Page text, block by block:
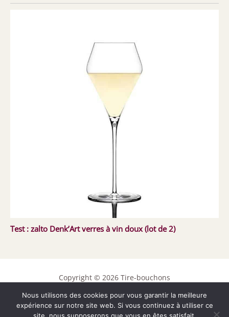
Test : zalto Denk’Art verres à vin doux (lot de 2)
Copyright © 2026 Tire-bouchons
Contact
Mentions légales
Nous utilisons des cookies pour vous garantir la meilleure
expérience sur notre site web. Si vous continuez à utiliser ce